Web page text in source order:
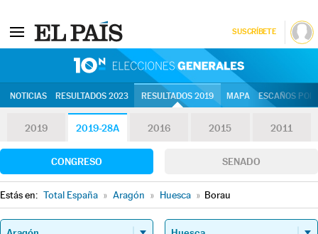
SUSCRÍBETE
NOTICIAS RESULTADOS 2023 RESULTADOS 2019 MAPA ESCAÑOS
2019 2019-28A 2016 2015 2011
CONGRESO SENADO
Estás en: Total España » Aragón » Huesca » Borau